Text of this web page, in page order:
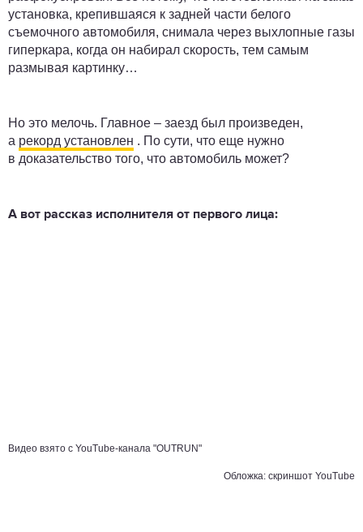
установка, крепившаяся к задней части белого
съемочного автомобиля, снимала через выхлопные газы
гиперкара, когда он набирал скорость, тем самым
размывая картинку…
Но это мелочь. Главное – заезд был произведен,
а рекорд установлен . По сути, что еще нужно
в доказательство того, что автомобиль может?
А вот рассказ исполнителя от первого лица:
Видео взято с YouTube-канала "OUTRUN"
Обложка: скриншот YouTube